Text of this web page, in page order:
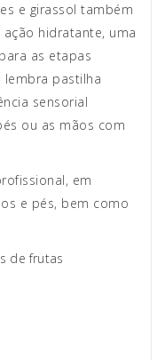
e girassol também
hidratante, uma
as etapas
lembra pastilha
sensorial
ou as mãos com
em
e pés, bem como
de frutas